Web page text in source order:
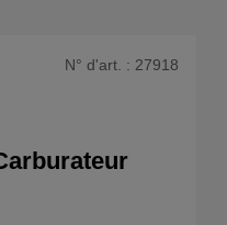
N° d'art. : 27918